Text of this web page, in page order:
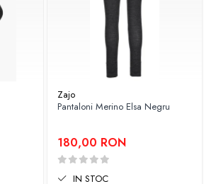
Zajo
Pantaloni Merino Elsa Negru
180,00 RON
IN STOC